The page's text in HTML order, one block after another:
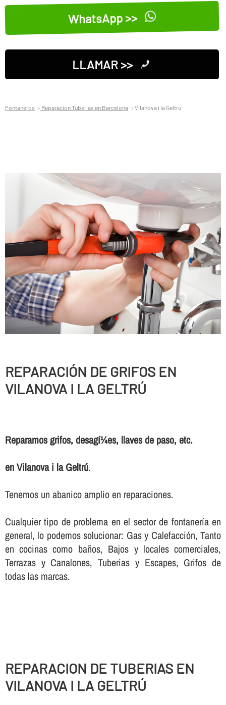
WhatsApp >>
LLAMAR >>
Fontaneros Reparacion Tuberias en Barcelona Vilanova i la Geltrú
REPARACIÓN DE GRIFOS EN
VILANOVA I LA GELTRÚ
Reparamos grifos, desagí¼es, llaves de paso, etc.
en Vilanova i la Geltrú.
Tenemos un abanico amplio en reparaciones.
Cualquier tipo de problema en el sector de fontanerí­a en
general, lo podemos solucionar: Gas y Calefacción, Tanto
en cocinas como baños, Bajos y locales comerciales,
Terrazas y Canalones, Tuberias y Escapes, Grifos de
todas las marcas.
REPARACION DE TUBERIAS EN
VILANOVA I LA GELTRÚ